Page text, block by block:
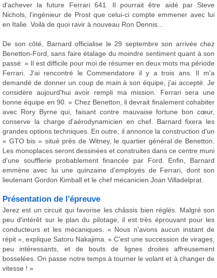
d'achever la future Ferrari 641. Il pourrait être aidé par Steve
Nichols, l'ingénieur de Prost que celui-ci compte emmener avec lui
en Italie. Voilà de quoi ravir à nouveau Ron Dennis...
De son côté, Barnard officialise le 29 septembre son arrivée chez
Benetton-Ford, sans faire étalage du moindre sentiment quant à son
passé: « Il est difficile pour moi de résumer en deux mots ma période
Ferrari. J'ai rencontré le Commendatore il y a trois ans. Il m'a
demandé de donner un coup de main à son équipe, j'ai accepté. Je
considère aujourd'hui avoir rempli ma mission. Ferrari sera une
bonne équipe en 90. » Chez Benetton, il devrait finalement cohabiter
avec Rory Byrne qui, faisant contre mauvaise fortune bon cœur,
conserve la charge d'aérodynamicien en chef. Barnard fixera les
grandes options techniques. En outre, il annonce la construction d'un
« GTO bis » situé près de Witney, le quartier général de Benetton.
Les monoplaces seront dessinées et construites dans ce centre muni
d'une soufflerie probablement financée par Ford. Enfin, Barnard
emmène avec lui une quinzaine d'employés de Ferrari, dont son
lieutenant Gordon Kimball et le chef mécanicien Joan Villadelprat.
Présentation de l'épreuve
Jerez est un circuit qui favorise les châssis bien réglés. Malgré son
peu d'intérêt sur le plan du pilotage, il est très éprouvant pour les
conducteurs et les mécaniques. « Nous n'avons aucun instant de
répit », explique Satoru Nakajima. « C'est une succession de virages,
peu intéressants, et de bouts de lignes droites affreusement
bosselées. On passe notre temps à tourner le volant et à changer de
vitesse ! »